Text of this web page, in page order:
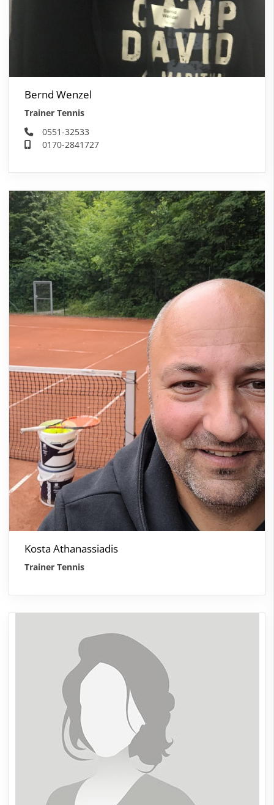
Bernd Wenzel
Trainer Tennis
0551-32533
0170-2841727
Kosta Athanassiadis
Trainer Tennis